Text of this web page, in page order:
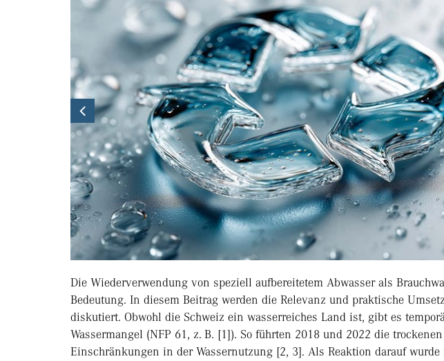
Previous
Die Wiederverwendung von speziell aufbereitetem Abwasser als
Bedeutung. In diesem Beitrag werden die Relevanz und praktische
diskutiert. Obwohl die Schweiz ein wasserreiches Land ist, gibt es
Wassermangel (NFP 61, z. B. [1]). So führten 2018 und 2022 die
Einschränkungen in der Wassernutzung [2, 3]. Als Reaktion darauf